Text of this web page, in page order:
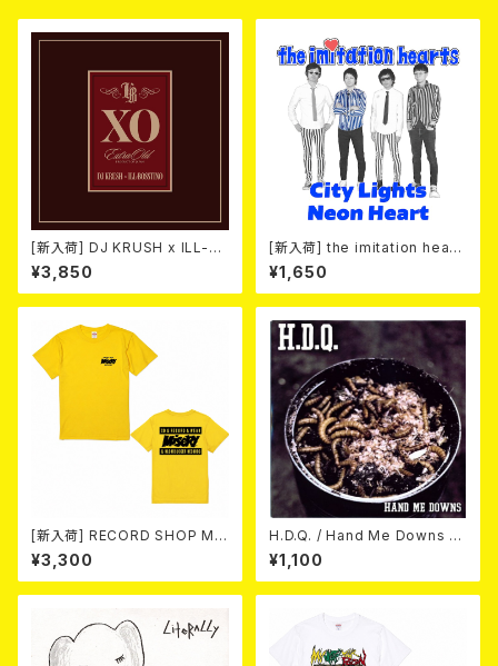
[新入荷] DJ KRUSH x ILL-B
OSSTINO / XO (CD)(通常盤)
¥3,850
[新入荷] the imitation heart
s / City Lights Neon Heart
(7"EP)
¥1,650
[新入荷] RECORD SHOP MIS
ERY / 33th anniversary T-s
hirts (yellow ①)
¥3,300
H.D.Q. / Hand Me Downs (C
OLORVINYL/7”EP)
¥1,100